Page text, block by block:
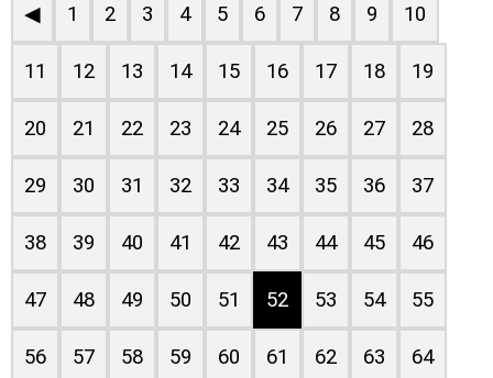
◀ 1 2 3 4 5 6 7 8 9 10
11 12 13 14 15 16 17 18 19
20 21 22 23 24 25 26 27 28
29 30 31 32 33 34 35 36 37
38 39 40 41 42 43 44 45 46
47 48 49 50 51 52 53 54 55
56 57 58 59 60 61 62 63 64